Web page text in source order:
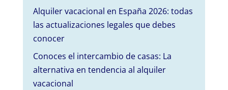
Alquiler vacacional en España 2026: todas
las actualizaciones legales que debes
conocer
Conoces el intercambio de casas: La
alternativa en tendencia al alquiler
vacacional